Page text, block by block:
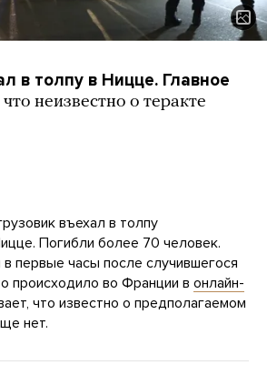
в толпу в Ницце. Главное
неизвестно о теракте
въехал в толпу
Погибли более 70 человек.
первые часы после случившегося
происходило во Франции в онлайн-
что известно о предполагаемом
нет.